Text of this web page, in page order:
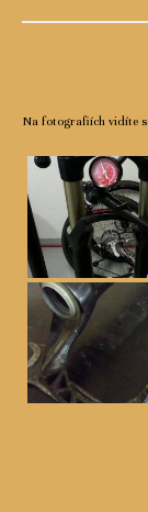
Na fotografiích vidíte